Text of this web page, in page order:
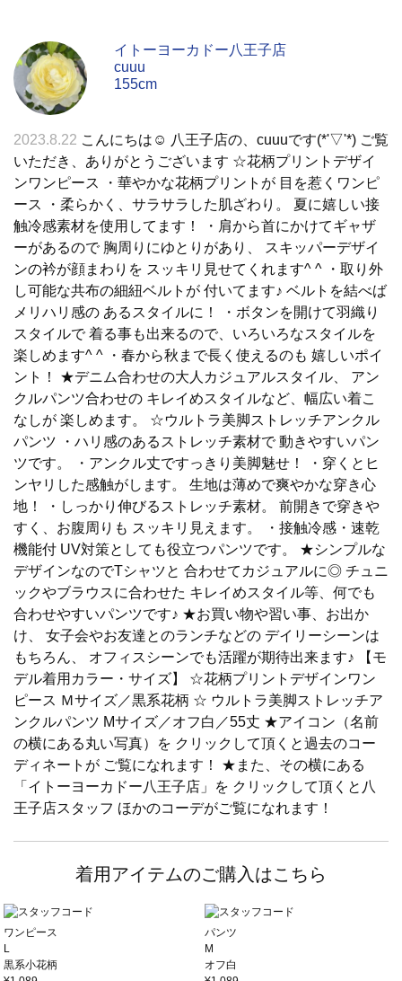
イトーヨーカドー八王子店
cuuu
155cm
2023.8.22 こんにちは☺︎ 八王子店の、cuuuです(*'▽'*) ご覧
いただき、ありがとうございます ☆花柄プリントデザイ
ンワンピース ・華やかな花柄プリントが 目を惹くワンピ
ース ・柔らかく、サラサラした肌ざわり。 夏に嬉しい接
触冷感素材を使用してます！ ・肩から首にかけてギャザ
ーがあるので 胸周りにゆとりがあり、 スキッパーデザイ
ンの衿が顔まわりを スッキリ見せてくれます^ ^ ・取り外
し可能な共布の細紐ベルトが 付いてます♪ ベルトを結べば
メリハリ感の あるスタイルに！ ・ボタンを開けて羽織り
スタイルで 着る事も出来るので、いろいろなスタイルを
楽しめます^ ^ ・春から秋まで長く使えるのも 嬉しいポイ
ント！ ★デニム合わせの大人カジュアルスタイル、 アン
クルパンツ合わせの キレイめスタイルなど、幅広い着こ
なしが 楽しめます。 ☆ウルトラ美脚ストレッチアンクル
パンツ ・ハリ感のあるストレッチ素材で 動きやすいパン
ツです。 ・アンクル丈ですっきり美脚魅せ！ ・穿くとヒ
ンヤリした感触がします。 生地は薄めで爽やかな穿き心
地！ ・しっかり伸びるストレッチ素材。 前開きで穿きや
すく、お腹周りも スッキリ見えます。 ・接触冷感・速乾
機能付 UV対策としても役立つパンツです。 ★シンプルな
デザインなのでTシャツと 合わせてカジュアルに◎ チュニ
ックやブラウスに合わせた キレイめスタイル等、何でも
合わせやすいパンツです♪ ★お買い物や習い事、お出か
け、 女子会やお友達とのランチなどの デイリーシーンは
もちろん、 オフィスシーンでも活躍が期待出来ます♪ 【モ
デル着用カラー・サイズ】 ☆花柄プリントデザインワン
ピース Ｍサイズ／黒系花柄 ☆ ウルトラ美脚ストレッチア
ンクルパンツ Mサイズ／オフ白／55丈 ★アイコン（名前
の横にある丸い写真）を クリックして頂くと過去のコー
ディネートが ご覧になれます！ ★また、その横にある
「イトーヨーカドー八王子店」を クリックして頂くと八
王子店スタッフ ほかのコーデがご覧になれます！
着用アイテムのご購入はこちら
ワンピース
L
黒系小花柄
パンツ
M
オフ白